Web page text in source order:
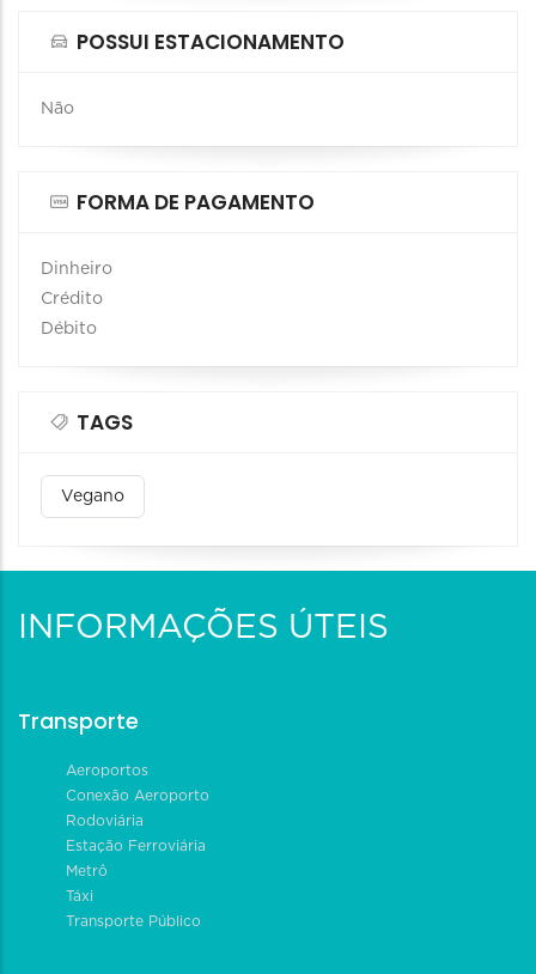
POSSUI ESTACIONAMENTO
Não
FORMA DE PAGAMENTO
Dinheiro
Crédito
Débito
TAGS
Vegano
INFORMAÇÕES ÚTEIS
Transporte
Aeroportos
Conexão Aeroporto
Rodoviária
Estação Ferroviária
Metrô
Táxi
Transporte Público